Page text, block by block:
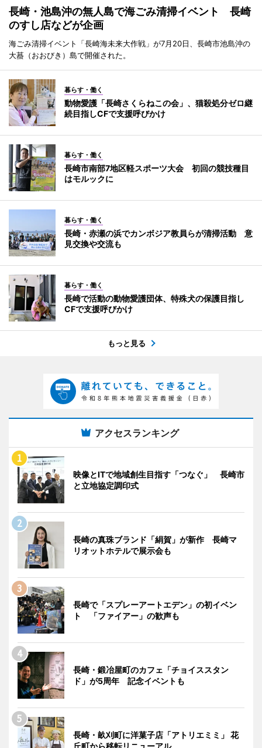
長崎・池島沖の無人島で海ごみ清掃イベント 長崎
のすし店などが企画
海ごみ清掃イベント「長崎海未来大作戦」が7月20日、長崎市池島沖の
大蟇（おおびき）島で開催された。
暮らす・働く
動物愛護「長崎さくらねこの会」、猫殺処分ゼロ継
続目指しCFで支援呼びかけ
暮らす・働く
長崎市南部7地区軽スポーツ大会 初回の競技種目
はモルックに
暮らす・働く
長崎・赤瀬の浜でカンボジア教員らが清掃活動 意
見交換や交流も
暮らす・働く
長崎で活動の動物愛護団体、特殊犬の保護目指し
CFで支援呼びかけ
もっと見る
アクセスランキング
映像とITで地域創生目指す「つなぐ」 長崎市
と立地協定調印式
長崎の真珠ブランド「絹賀」が新作 長崎マ
リオットホテルで展示会も
長崎で「スプレーアートエデン」の初イベン
ト 「ファイアー」の歓声も
長崎・鍛冶屋町のカフェ「チョイススタン
ド」が5周年 記念イベントも
長崎・畝刈町に洋菓子店「アトリエミミ」 花
丘町から移転リニューアル